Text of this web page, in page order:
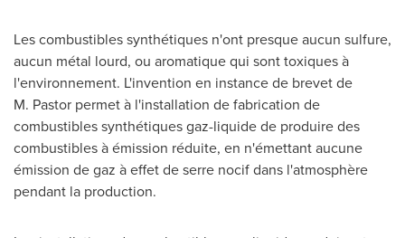
Les combustibles synthétiques n'ont presque aucun sulfure,
aucun métal lourd, ou aromatique qui sont toxiques à
l'environnement. L'invention en instance de brevet de
M. Pastor permet à l'installation de fabrication de
combustibles synthétiques gaz-liquide de produire des
combustibles à émission réduite, en n'émettant aucune
émission de gaz à effet de serre nocif dans l'atmosphère
pendant la production.